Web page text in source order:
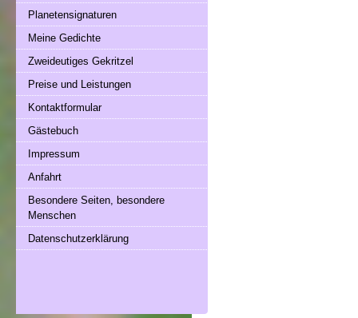
Planetensignaturen
Meine Gedichte
Zweideutiges Gekritzel
Preise und Leistungen
Kontaktformular
Gästebuch
Impressum
Anfahrt
Besondere Seiten, besondere
Menschen
Datenschutzerklärung